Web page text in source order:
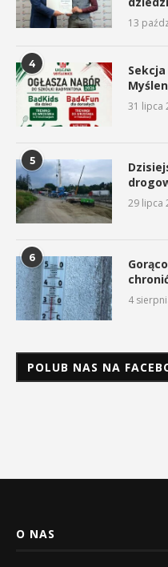
13
4
31 lipca
5
29 lipca
6
4
POLUB NAS NA
O NAS